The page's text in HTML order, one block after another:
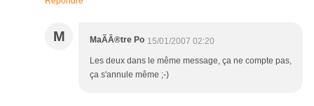
M MaÃÂ®tre Po 15/01/2007 02:20
Les deux dans le même message, ça ne compte pas,
ça s'annule même ;-)